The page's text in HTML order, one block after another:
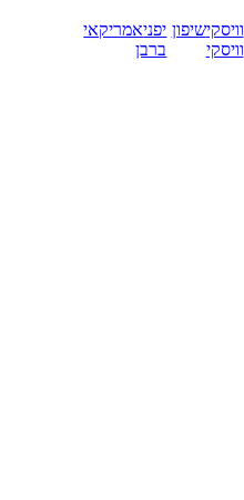
וויסקישיפון
וויסקי
יפניאמריקאי
ברבן